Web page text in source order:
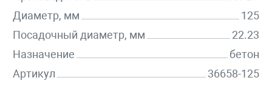
Диаметр, мм
125
Посадочный диаметр, мм
22.23
Назначение
бетон
Артикул
36658-125